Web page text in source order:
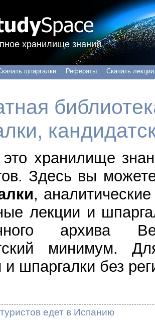
хранилище знаний
шпаргалки Рефераты Скачать лекции
хранилище
Здесь вы
,
лекции и
архива
минимум.
и шпаргалки без
едет в Испанию